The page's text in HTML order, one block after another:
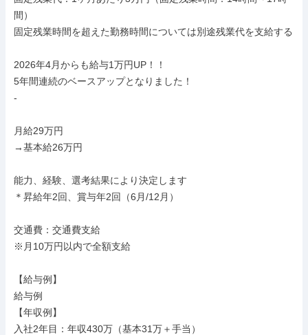
間）
固定残業時間を超えた勤務時間については別途残業代を支給する
2026年4月からも給与1万円UP！！
5年間連続のベースアップとなりました！
-
月給29万円
→基本給26万円
能力、経験、選考結果により決定します
＊昇給年2回、賞与年2回（6月/12月）
交通費：交通費支給
※月10万円以内で全額支給
【給与例】
給与例
【年収例】
入社2年目：年収430万（基本31万＋手当）